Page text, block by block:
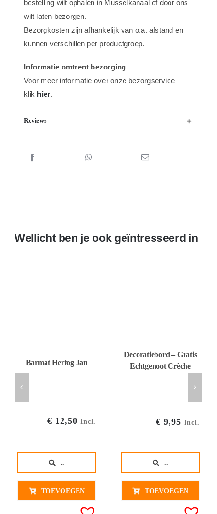
bestelling wilt ophalen in Musselkanaal of door ons
wilt laten bezorgen.
Bezorgkosten zijn afhankelijk van o.a. afstand en
kunnen verschillen per productgroep.
Informatie omtrent bezorging
Voor meer informatie over onze bezorgservice
klik hier.
Reviews
Wellicht ben je ook geïntresseerd in
Barmat Hertog Jan
€ 12,50 Incl.
..
TOEVOEGEN
Decoratiebord – Gratis
Echtgenoot Crèche
€ 9,95 Incl.
..
TOEVOEGEN